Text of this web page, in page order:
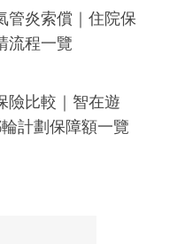
管炎索償｜住院保
流程一覽
險比較｜智在遊
計劃保障額一覽